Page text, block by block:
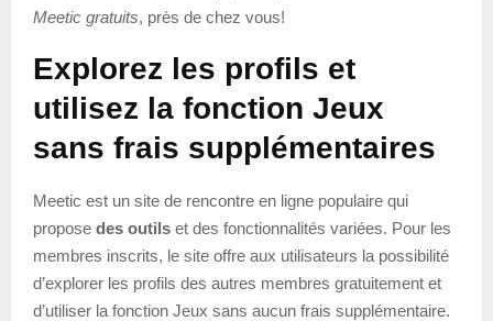
Meetic gratuits, près de chez vous!
Explorez les profils et
utilisez la fonction Jeux
sans frais supplémentaires
Meetic est un site de rencontre en ligne populaire qui
propose des outils et des fonctionnalités variées. Pour les
membres inscrits, le site offre aux utilisateurs la possibilité
d’explorer les profils des autres membres gratuitement et
d’utiliser la fonction Jeux sans aucun frais supplémentaire.